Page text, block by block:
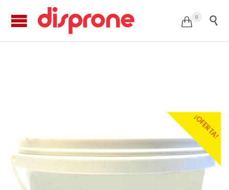
 0 
GEL DE MONTAJE
¡OFERTA!